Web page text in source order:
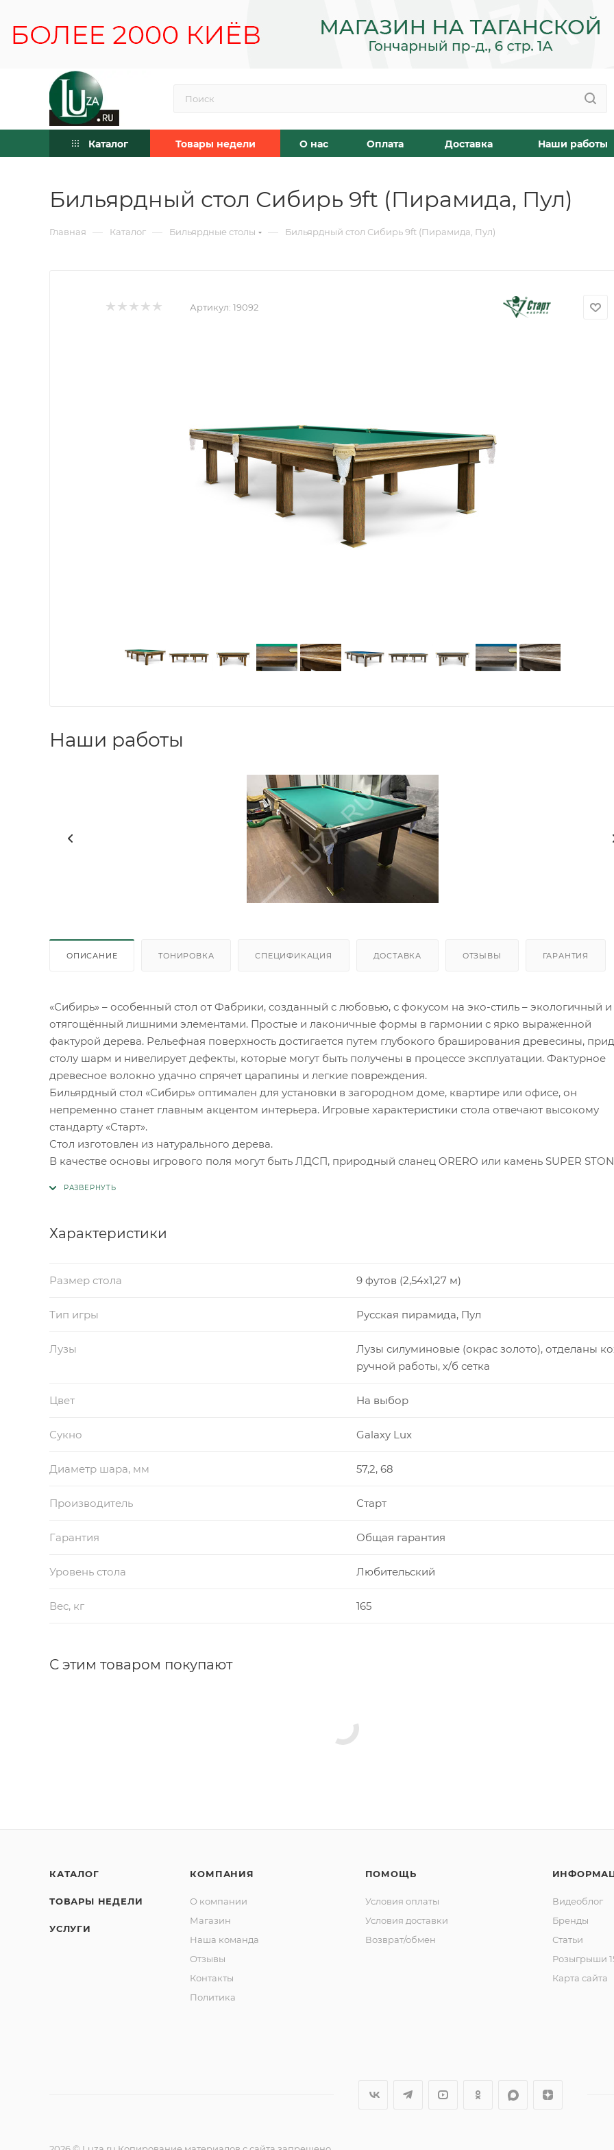
Каталог Товары недели О нас Оплата Доставка Наши работы
Бильярдный стол Сибирь 9ft (Пирамида, Пул)
Главная — Каталог — Бильярдные столы — Бильярдный стол Сибирь 9ft (Пирамида, Пул)
Артикул: 19092
Наши работы
ОПИСАНИЕ ТОНИРОВКА СПЕЦИФИКАЦИЯ ДОСТАВКА ОТЗЫВЫ ГАРАНТИЯ
«Сибирь» – особенный стол от Фабрики, созданный с любовью, с фокусом на эко-стиль – экологичный
отягощённый лишними элементами. Простые и лаконичные формы в гармонии с ярко выраженной
фактурой дерева. Рельефная поверхность достигается путем глубокого браширования древесины,
столу шарм и нивелирует дефекты, которые могут быть получены в процессе эксплуатации. Фактурное
древесное волокно удачно спрячет царапины и легкие повреждения.
Бильярдный стол «Сибирь» оптимален для установки в загородном доме, квартире или офисе, он
непременно станет главным акцентом интерьера. Игровые характеристики стола отвечают высокому
стандарту «Старт».
Стол изготовлен из натурального дерева.
В качестве основы игрового поля могут быть ЛДСП, природный сланец ORERO или камень SUPER
Характеристики
Размер стола 9 футов (2,54x1,27 м)
Тип игры Русская пирамида, Пул
Лузы
Лузы силуминовые (окрас золото), отделаны
ручной работы, х/б сетка
Цвет На выбор
Сукно Galaxy Lux
Диаметр шара, мм 57,2, 68
Производитель Старт
Гарантия Общая гарантия
Уровень стола Любительский
Вес, кг 165
С этим товаром покупают
КАТАЛОГ
ТОВАРЫ НЕДЕЛИ
УСЛУГИ
КОМПАНИЯ
О компании
Магазин
Наша команда
Отзывы
Контакты
Политика
ПОМОЩЬ
Условия оплаты
Условия доставки
Возврат/обмен
Видеоблог
Бренды
Статьи
Розыгрыши
Карта сайта